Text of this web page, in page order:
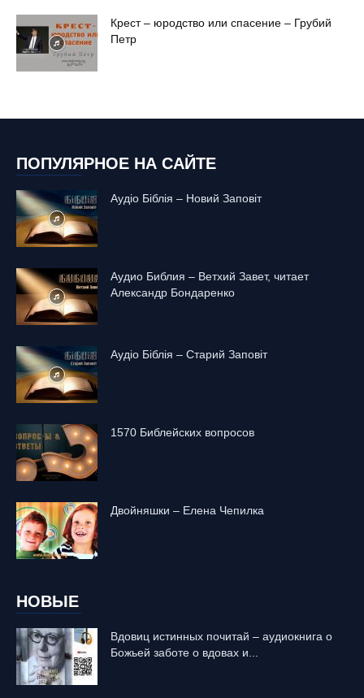
Крест – юродство или спасение – Грубий
Петр
ПОПУЛЯРНОЕ НА САЙТЕ
Аудіо Біблія – Новий Заповіт
Аудио Библия – Ветхий Завет, читает
Александр Бондаренко
Аудіо Біблія – Старий Заповіт
1570 Библейских вопросов
Двойняшки – Елена Чепилка
НОВЫЕ
Вдовиц истинных почитай – аудиокнига о
Божьей заботе о вдовах и...